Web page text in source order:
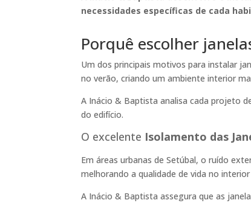
necessidades específicas de cada
Porquê escolher
Um dos principais motivos para instalar
no verão, criando um ambiente interior
A Inácio & Baptista analisa cada projeto
do edifício.
O excelente Isolamento das
Em áreas urbanas de Setúbal, o ruído
melhorando a qualidade de vida no
A Inácio & Baptista assegura que as